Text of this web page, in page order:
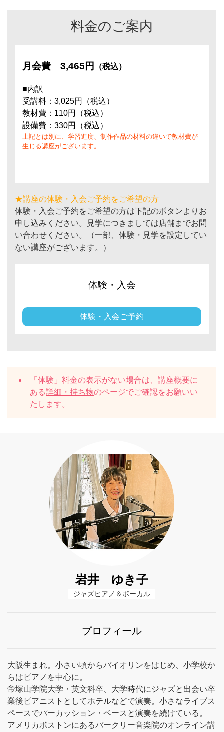
料金のご案内
月会費 3,465円 （税込）
■内訳
受講料：3,025円（税込）
教材費：110円（税込）
設備費：330円（税込）
上記とは別に、学習進度、制作作品の材料の違いで教材費が
生じる講座がございます。
★講座の体験・入会ご予約をご希望の方
体験・入会ご予約をご希望の方は下記のボタンよりお
申し込みください。見学につきましては店舗までお問
い合わせください。（一部、体験・見学を設定してい
ない講座がございます。）
体験・入会
体験・入会ご予約
「体験」料金の表示がない場合は、講座概要に
ある詳細・持ち物のページでご確認をお願いい
たします。
岩井 ゆき子
ジャズピアノ＆ボーカル
プロフィール
大阪生まれ。小さい頃からバイオリンをはじめ、小学校か
らはピアノを中心に。
帝塚山学院大学・英文科卒、大学時代にジャズと出会い卒
業後ピアニストとしてホテルなどで演奏。小さなライブス
ペースでパーカッション・ベースと演奏を続けている。
アメリカボストンにあるバークリー音楽院のオンライン講